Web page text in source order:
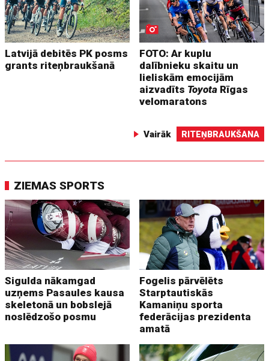
Latvijā debitēs PK posms
grants riteņbraukšanā
FOTO: Ar kuplu
dalībnieku skaitu un
lieliskām emocijām
aizvadīts Toyota Rīgas
velomaratons
Vairāk RITEŅBRAUKŠANA
ZIEMAS SPORTS
Sigulda nākamgad
uzņems Pasaules kausa
skeletonā un bobslejā
noslēdzošo posmu
Fogelis pārvēlēts
Starptautiskās
Kamaniņu sporta
federācijas prezidenta
amatā